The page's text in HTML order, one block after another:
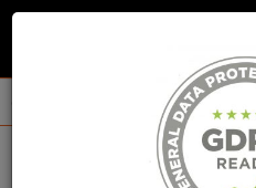
huse telefon